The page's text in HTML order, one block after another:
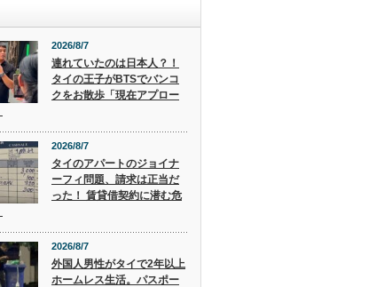
2026/8/7
連れていたのは日本人？！
タイの王子がBTSでバンコ
クをお散歩「現在アプロー
2026/8/7
タイのアパートのジョイナ
ーフィ問題、請求は正当だ
った！ 賃貸借契約に潜む危
2026/8/7
外国人男性がタイで2年以上
ホームレス生活。パスポー